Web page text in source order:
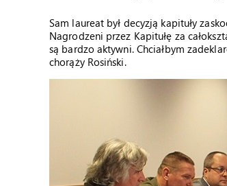
Sam laureat był decyzją kapituły
Nagrodzeni przez Kapitułę za
są bardzo aktywni. Chciałbym
chorąży Rosiński.